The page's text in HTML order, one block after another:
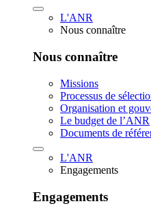
L'ANR
Nous connaître
Nous connaître
Missions
Processus de
Organisation et
Le budget de l’ANR
Documents de
L'ANR
Engagements
Engagements